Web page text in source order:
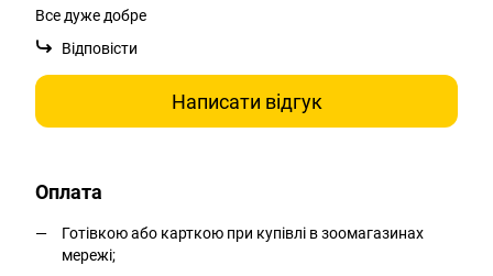
Все дуже добре
Відповісти
Написати відгук
Оплата
Готівкою або карткою при купівлі в зоомагазинах
мережі;